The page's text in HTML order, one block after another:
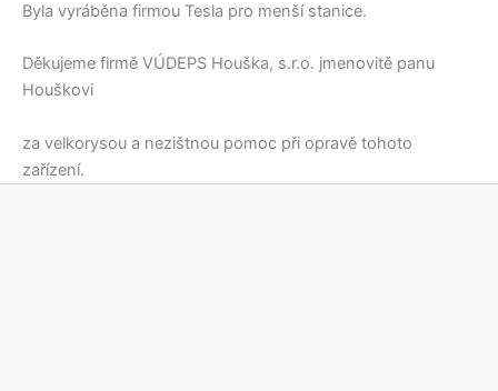
Byla vyráběna firmou Tesla pro menší stanice.
Děkujeme firmě VÚDEPS Houška, s.r.o. jmenovitě panu
Houškovi
za velkorysou a nezištnou pomoc při opravě tohoto
zařízení.